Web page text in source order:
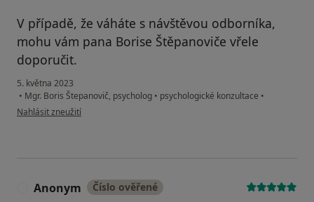
V případě, že váháte s návštěvou odborníka,
mohu vám pana Borise Štěpanoviče vřele
doporučit.
5. května 2023
• Mgr. Boris Štepanovič, psycholog • psychologické konzultace •
podle názoru uživatele I. B.
Nahlásit zneužití
Anonym Číslo ověřené